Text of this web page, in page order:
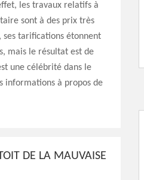
les travaux relatifs à
sont à des prix très
ses tarifications étonnent
mais le résultat est de
une célébrité dans le
informations à propos de
DE LA MAUVAISE